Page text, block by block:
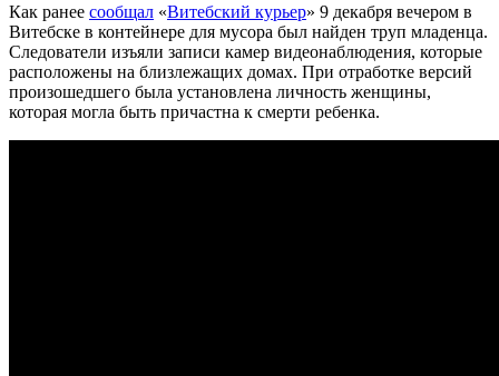
Как ранее сообщал «Витебский курьер» 9 декабря вечером в
Витебске в контейнере для мусора был найден труп младенца.
Следователи изъяли записи камер видеонаблюдения, которые
расположены на близлежащих домах. При отработке версий
произошедшего была установлена личность женщины,
которая могла быть причастна к смерти ребенка.